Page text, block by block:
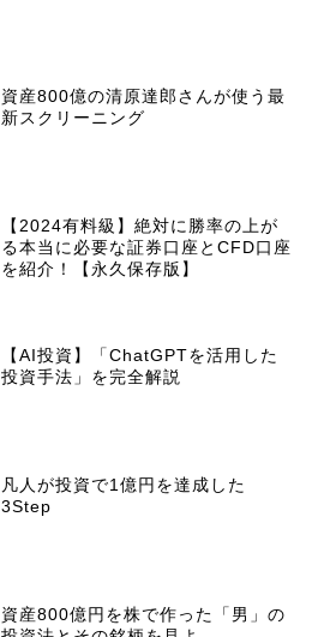
資産800億の清原達郎さんが使う最
新スクリーニング
【2024有料級】絶対に勝率の上が
る本当に必要な証券口座とCFD口座
を紹介！【永久保存版】
【AI投資】「ChatGPTを活用した
投資手法」を完全解説
凡人が投資で1億円を達成した
3Step
資産800億円を株で作った「男」の